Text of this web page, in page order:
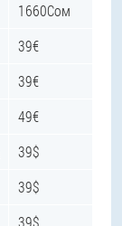
1660Сом
39€
39€
49€
39$
39$
39$